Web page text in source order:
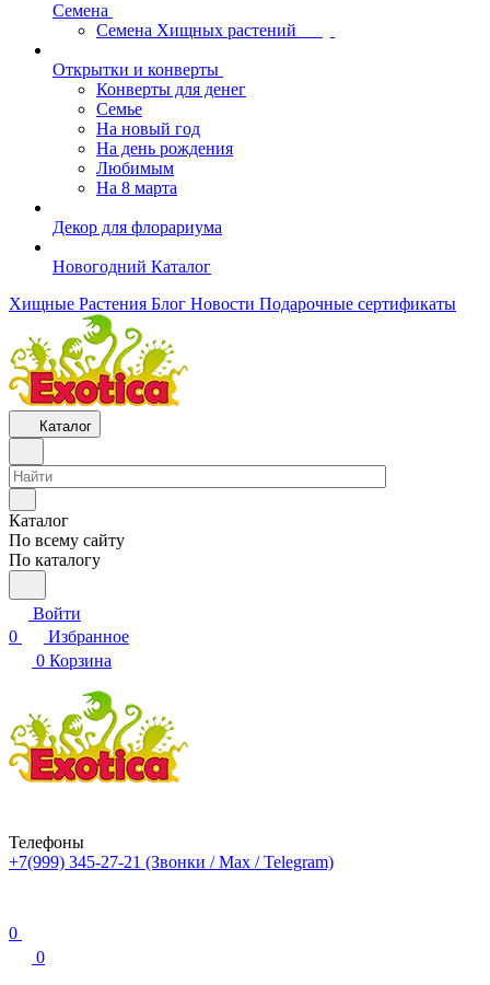
Семена
Семена Хищных растений
Открытки и конверты
Конверты для денег
Семье
На новый год
На день рождения
Любимым
На 8 марта
Декор для флорариума
Новогодний Каталог
Хищные Растения Блог Новости Подарочные сертификаты
Каталог
Каталог
По всему сайту
По каталогу
Войти
0
Избранное
0 Корзина
Телефоны
+7(999) 345-27-21 (Звонки / Max / Telegram)
0
0